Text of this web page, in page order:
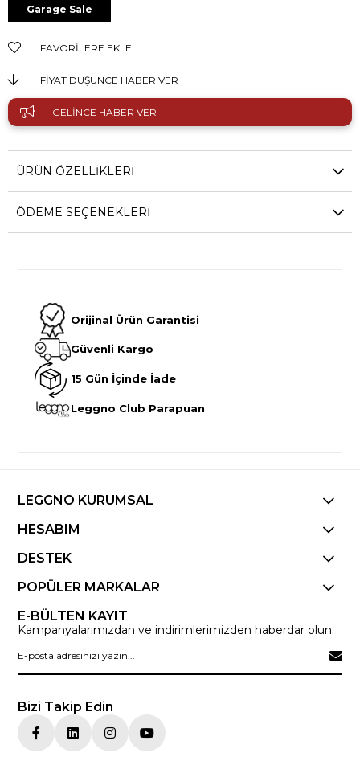
Garage Sale
FAVORILERE EKLE
FIYAT DÜŞÜNCE HABER VER
GELINCE HABER VER
ÜRÜN ÖZELLIKLERI
ÖDEME SEÇENEKLERI
Orijinal Ürün Garantisi
Güvenli Kargo
15 Gün İçinde İade
Leggno Club Parapuan
LEGGNO KURUMSAL
HESABIM
DESTEK
POPÜLER MARKALAR
E-BÜLTEN KAYIT
Kampanyalarımızdan ve indirimlerimizden haberdar olun.
Bizi Takip Edin